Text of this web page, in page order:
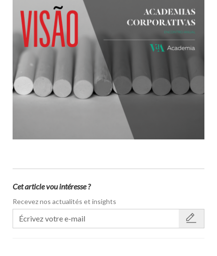
Cet article vou intéresse ?
Recevez nos actualités et insights